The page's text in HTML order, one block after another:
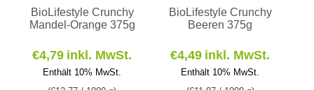
BioLifestyle Crunchy
Mandel-Orange 375g
€4,79 inkl. MwSt.
Enthält 10% MwSt.
BioLifestyle Crunchy
Beeren 375g
€4,49 inkl. MwSt.
Enthält 10% MwSt.